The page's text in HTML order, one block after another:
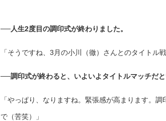
──人生2度目の調印式が終わりました。
「そうですね、3月の小川（徹）さんとのタイトル
──調印式が終わると、いよいよタイトルマッチだ
「やっぱり、なりますね。緊張感が高まります。
で（苦笑）」